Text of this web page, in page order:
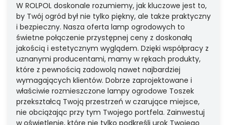
W ROLPOL doskonale rozumiemy, jak kluczowe jest to,
by Twój ogród był nie tylko piękny, ale także praktyczny
i bezpieczny. Nasza oferta lamp ogrodowych to
świetne połączenie przystępnej ceny z doskonałą
jakością i estetycznym wyglądem. Dzięki współpracy z
uznanymi producentami, mamy w rękach produkty,
które z pewnością zadowolą nawet najbardziej
wymagających klientów. Dobrze zaprojektowane i
właściwie rozmieszczone lampy ogrodowe Toszek
przekształcą Twoją przestrzeń w czarujące miejsce,
nie obciążając przy tym Twojego portfela. Zainwestuj